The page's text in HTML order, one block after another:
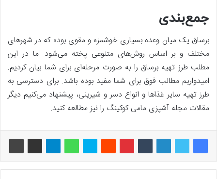
جمع‌بندی
برساق یک میان وعده بسیاری خوشمزه و مقوی بوده که در شهرهای
مختلف و بر اساس روش‌های متنوعی پخته می‌شود. ما در این
مطلب طرز تهیه برساق را به صورت مرحله‌ای برای شما بیان کردیم.
امیدواریم مطالب فوق برای شما مفید بوده باشد. برای دسترسی به
طرز تهیه سایر غذاها و انواع دسر و شیرینی، پیشنهاد می‌کنیم دیگر
مقالات مجله آشپزی مامی کوکینگ را نیز مطالعه کنید.